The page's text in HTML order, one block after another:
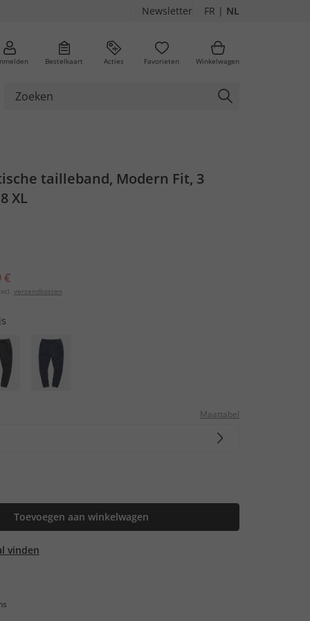
Newsletter FR | NL
Bestelkaart Acties Favorieten Winkelwagen
tailleband, Modern Fit, 3
XL
€
verzendkosten
Maattabel
Toevoegen aan winkelwagen
vinden